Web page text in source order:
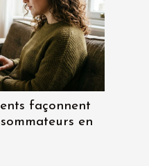
façonnent
en